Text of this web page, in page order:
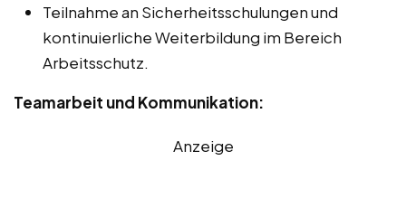
Teilnahme an Sicherheitsschulungen und
kontinuierliche Weiterbildung im Bereich
Arbeitsschutz.
Teamarbeit und Kommunikation:
Anzeige